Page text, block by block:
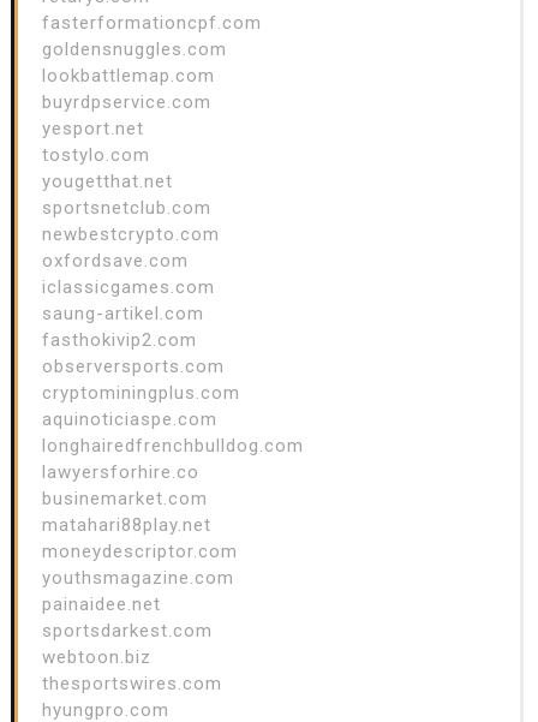
fasterformationcpf.com
goldensnuggles.com
lookbattlemap.com
buyrdpservice.com
yesport.net
tostylo.com
yougetthat.net
sportsnetclub.com
newbestcrypto.com
oxfordsave.com
iclassicgames.com
saung-artikel.com
fasthokivip2.com
observersports.com
cryptominingplus.com
aquinoticiaspe.com
longhairedfrenchbulldog.com
lawyersforhire.co
businemarket.com
matahari88play.net
moneydescriptor.com
youthsmagazine.com
painaidee.net
sportsdarkest.com
webtoon.biz
thesportswires.com
hyungpro.com